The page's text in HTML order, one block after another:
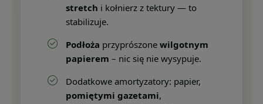
stretch i kołnierz z tektury — to
stabilizuje.
Podłoża przyprószone wilgotnym
papierem – nic się nie wysypuje.
Dodatkowe amortyzatory: papier,
pomiętymi gazetami,